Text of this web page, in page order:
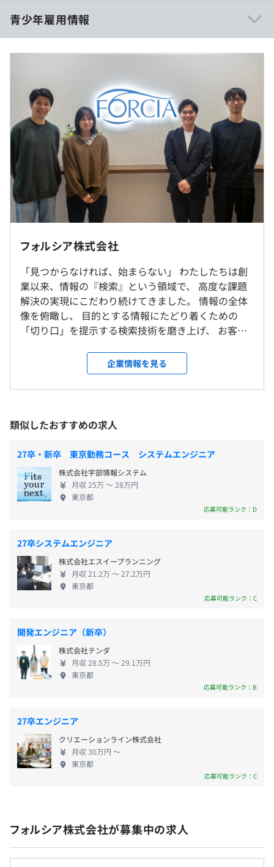
・動くソフトウェアを重視した開発を行っています。
・エンジニアもビジネスサイドと関わることが多く、何の
ために設計・開発するかを理解したうえでエンジニアリン
・エンジニアが多く（全社員の約半数）、上下の関係な
く、互いに教えあう文化があります。
◆「Spook」によるオーダーメイド的な開発など
開発はもちろん、お客様とエンジニアが直接やりとして要
件定義や提案等を行うフォルシアの伝統的なスタイルで
す。
フロントエンドもバックエンドも両方担当するフルスタッ
クエンジニアが活躍します。
プロジェクト人数：ITコンサル１～2名・エンジニア2～3
◆「webコネクト」によるSaaSプロダクトの開発など
基本的にはフルスタックでおこないますが、フロント・バ
ックエンド一方に重きを置く場合もあります。
役割は分担しても、お客様のビジネスを理解してシステム
プロジェクト人数：ITコンサル3～5名・エンジニア（5～
重視して機動的に活動します。
・社内勉強会の開催
・社外イベントの開催 shinjuku.rs（RustのLT会）など
・書籍購入制度（書評を書くことで、購入した書籍代金を
・社外勉強会等参加費用補助
・資格取得支援制度（合格を条件に受験料・テキスト代な
どの支給）
・社内独自の教育資料あり
PCは基本的にスペックに配慮されたDell社製のWindows
環境のラップトップPCが支給されます。
モニタはエンジニアには標準で2台割り当てされ、キーボ
できます。
転勤はありません。
就業場所の変更範囲
東京本社、および自宅
＜変更範囲＞
会社の定める場所（テレワークを行う場所を含む）
受動喫煙防止措置に関する事項
従業員に対する受動喫煙対策：あり
南改札直結
■東京メトロ「新宿三丁目駅」E10出口より徒歩1分
■年俸：学部卒3,700,000円・修士了3,950,000円
■月給：学部卒308,334円・修士了329,167円
■月給内訳
・定額残業代（30時間分）：学部卒58,590円・修士了
62,520円（超過分は別途支給）
（※ 想定年収は年収提示額を保証するものではありません）
10：00〜19：00（休憩1時間）
専門業務型裁量労働制
（研修期間中は9:00～18:00）
※入社後11カ月間は定額残業時間制の勤務です
その後、能力によって専門業務型裁量労働制勤務となりま
休憩時間：休憩60分 ※休憩時間は各々の自主性に任せて
います
・祝祭日
・年次有給休暇（入社直後3日・入社半年後7日付与）
・夏季休暇（3日）
・年末年始休暇（12/29～1/3）
・慶弔休暇
・配偶者の出産休暇
・結婚休暇（5日）
・残業代
・通勤手当（月額50,000円まで）
決算賞与として年1回（2月）支給される場合があります。
給与改定あり：年1回（3月）
※関東ITソフトウェア健康保険組合加入
青少年雇用情報
過去３年間の新卒採用者数・離職者数
前年度 採用者数4人 離職者数0人
2年度前 採用者数6人 離職者数1人
3年度前 採用者数6人 離職者数1人
過去３年間の新卒採用者数の男女別人数
前年度 男性2人 女性2人
2年度前 男性6人 女性2人
3年度前 男性5人 女性1人
平均勤続年数
5.7年
研修の有無及び内容
新入社員研修等
自己啓発支援の有無及びその内容
フォルシアでは、プロジェクト単位の開発に加え、エンジ
■技術テーマごとの分科会（TF活動）：
・次世代技術の探究： 高速検索の核心であるPostgreSQL
な監視ツール（Prometheus/Grafana）の導入研究など。
・標準化と広報： 社内共通の仕組み（TeXTF）のアップ
デートや、技術ブログ・イベントを通じた広報活動など、
実務に直結する多様な挑戦が行われています。
技術と経験の両面から成長をサポートする、多角的な場を
用意しています。
・体系的な学び： ソフトウェアアーキテクチャやテスト
手法などの専門書を読み解く「輪読会」や、他チームの技
知見を共有する会など、フラットに技術を語り合える場が
日常的にあります。
■ チーム開発スタイル
成長する文化です。
メンター制度の有無
あり
キャリアコンサルティング制度の有無及びその内容
なし
フォルシア株式会社
「見つからなければ、始まらない」 わたしたちは創
業以来、情報の『検索』という領域で、 高度な課題
解決の実現にこだわり続けてきました。 情報の全体
像を俯瞰し、 目的とする情報にたどり着くための
「切り口」を提示する検索技術を磨き上げ、 お客様
に考え、 幾多の壁を乗り越えてきました。 その経験
を積み重ねることで、私たちが育んできた価値観。
それは「価値は技術そのものに存在しているのでは
み出されるものである」ということです。 エンジニ
アに求められる「売る力」、営業に求められる「創
る力」、 そして組織に求められる「具現化する
力」。 その三つの力が合わさって初めてビジネスと
して価値が生み出されるのです。 リーダーシップを
取り、イニシアティブを握る。ビジネスを紡ぎ、最適
そうして生み出されたものが私たちの付加価値を高
め、 顧客からの信頼を獲得する。 それが、また新た
なサービスの創造につながっていく――。 フォルシ
アのメンバー、一人ひとりは高い目標に向かい、 お
互いにフェアに切磋琢磨しながら、弛まぬ努力を重
企業情報を見る
類似したおすすめの求人
27卒・新卒 東京勤務コース システムエンジニア
株式会社宇部情報システム
月収 25万 〜 28万円
東京都
応募可能ランク：D
27卒システムエンジニア
株式会社エスイープランニング
月収 21.2万 〜 27.2万円
東京都
応募可能ランク：C
開発エンジニア（新卒）
株式会社テンダ
月収 28.5万 〜 29.1万円
東京都
応募可能ランク：B
27卒エンジニア
クリエーションライン株式会社
月収 30万円 〜
東京都
応募可能ランク：C
フォルシア株式会社が募集中の求人